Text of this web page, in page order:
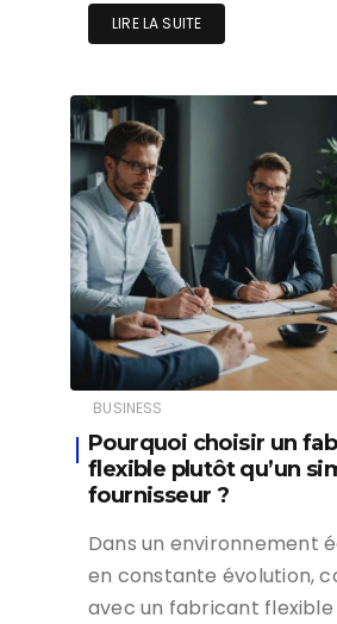
LIRE LA SUITE
BUSINESS
Pourquoi choisir un
flexible plutôt qu’un
fournisseur ?
Dans un environnement
en constante évolution,
avec un fabricant